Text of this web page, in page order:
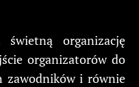
organizację
organizatorów do
zawodników i równie